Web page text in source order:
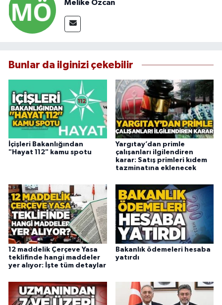
Melike Özcan
Bunlar da ilginizi çekebilir
İçişleri Bakanlığından
"Hayat 112" kamu spotu
Yargıtay’dan primle
çalışanları ilgilendiren
karar: Satış primleri kıdem
tazminatına eklenecek
12 maddelik Çerçeve Yasa
teklifinde hangi maddeler
yer alıyor: İşte tüm detaylar
Bakanlık ödemeleri hesaba
yatırdı